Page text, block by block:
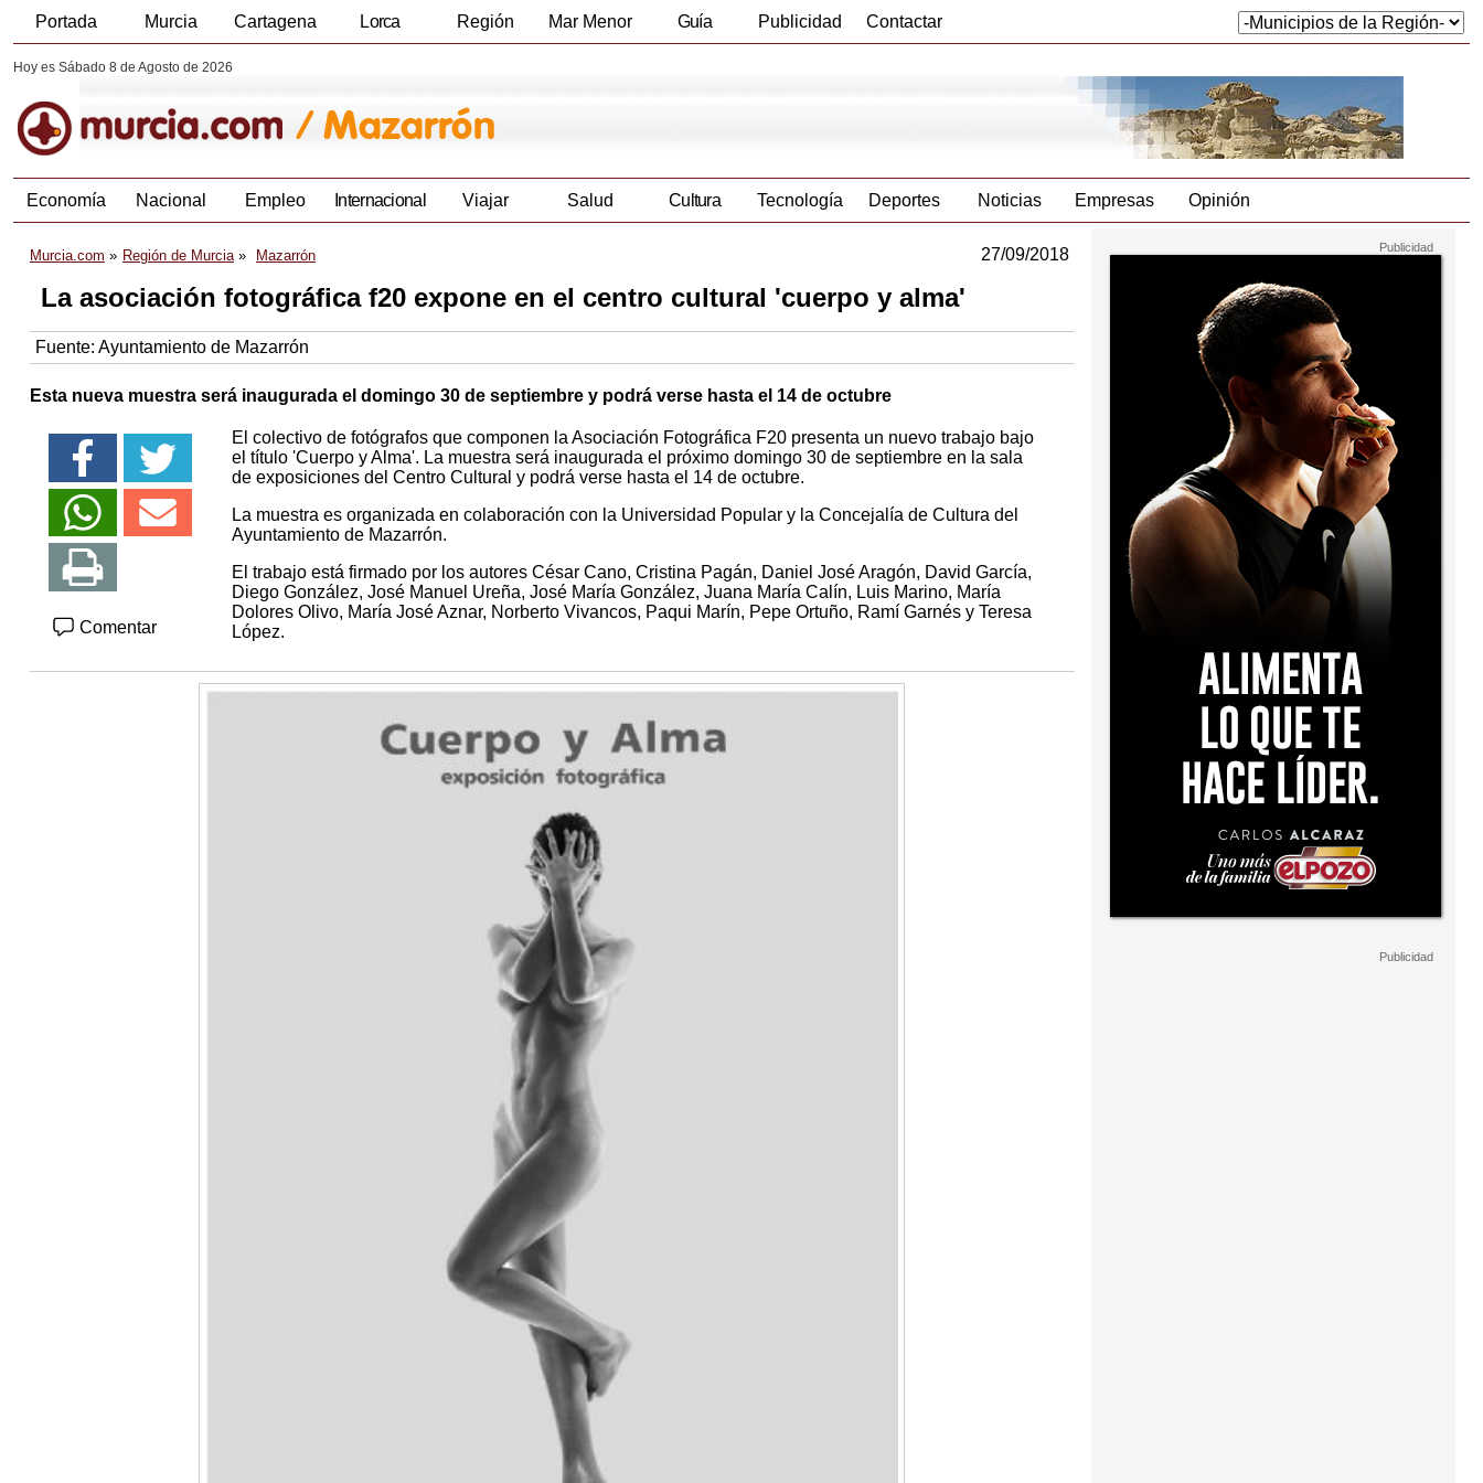
Portada Murcia Cartagena Lorca Región Mar Menor Guía Publicidad Contactar
Hoy es Sábado 8 de Agosto de 2026
Economía Nacional Empleo Internacional Viajar Salud Cultura Tecnología Deportes Noticias Empresas Opinión
Murcia.com Región de Murcia Mazarrón 27/09/2018
La asociación fotográfica f20 expone en el centro cultural 'cuerpo y alma'
Fuente: Ayuntamiento de Mazarrón
Esta nueva muestra será inaugurada el domingo 30 de septiembre y podrá verse hasta el 14 de octubre
Comentar
El colectivo de fotógrafos que componen la Asociación Fotográfica F20 presenta un nuevo trabajo bajo
el título 'Cuerpo y Alma'. La muestra será inaugurada el próximo domingo 30 de septiembre en la sala
de exposiciones del Centro Cultural y podrá verse hasta el 14 de octubre.
La muestra es organizada en colaboración con la Universidad Popular y la Concejalía de Cultura del
Ayuntamiento de Mazarrón.
El trabajo está firmado por los autores César Cano, Cristina Pagán, Daniel José Aragón, David García,
Diego González, José Manuel Ureña, José María González, Juana María Calín, Luis Marino, María
Dolores Olivo, María José Aznar, Norberto Vivancos, Paqui Marín, Pepe Ortuño, Ramí Garnés y Teresa
López.